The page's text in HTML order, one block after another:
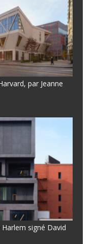
par Jeanne
signé David